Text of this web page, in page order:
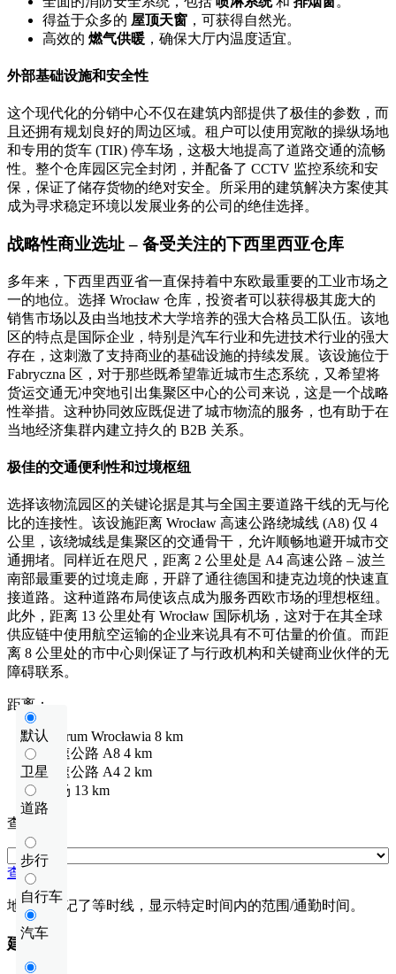
得益于众多的 屋顶天窗 ，可获得自然光。
高效的 燃气供暖 ，确保大厅内温度适宜。
外部基础设施和安全性
这个现代化的分销中心不仅在建筑内部提供了极佳的参数，而
且还拥有规划良好的周边区域。租户可以使用宽敞的操纵场地
和专用的货车 (TIR) 停车场，这极大地提高了道路交通的流畅
性。整个仓库园区完全封闭，并配备了 CCTV 监控系统和安
保，保证了储存货物的绝对安全。所采用的建筑解决方案使其
成为寻求稳定环境以发展业务的公司的绝佳选择。
战略性商业选址 – 备受关注的下西里西亚仓库
多年来，下西里西亚省一直保持着中东欧最重要的工业市场之
一的地位。选择 Wrocław 仓库，投资者可以获得极其庞大的
销售市场以及由当地技术大学培养的强大合格员工队伍。该地
区的特点是国际企业，特别是汽车行业和先进技术行业的强大
存在，这刺激了支持商业的基础设施的持续发展。该设施位于
Fabryczna 区，对于那些既希望靠近城市生态系统，又希望将
货运交通无冲突地引出集聚区中心的公司来说，这是一个战略
性举措。这种协同效应既促进了城市物流的服务，也有助于在
当地经济集群内建立持久的 B2B 关系。
极佳的交通便利性和过境枢纽
选择该物流园区的关键论据是其与全国主要道路干线的无与伦
比的连接性。该设施距离 Wrocław 高速公路绕城线 (A8) 仅 4
公里，该绕城线是集聚区的交通骨干，允许顺畅地避开城市交
通拥堵。同样近在咫尺，距离 2 公里处是 A4 高速公路 – 波兰
南部最重要的过境走廊，开辟了通往德国和捷克边境的快速直
接道路。这种道路布局使该点成为服务西欧市场的理想枢纽。
此外，距离 13 公里处有 Wrocław 国际机场，这对于在其全球
供应链中使用航空运输的企业来说具有不可估量的价值。而距
离 8 公里处的市中心则保证了与行政机构和关键商业伙伴的无
障碍联系。
默认
卫星
道路
步行
自行车
汽车
距离：
centrum Wrocławia 8 km
高速公路 A8 4 km
高速公路 A4 2 km
机场 13 km
查看距离
查看距离
地图上标记了等时线，显示特定时间内的范围/通勤时间。
建筑